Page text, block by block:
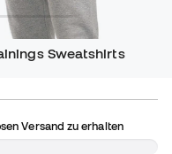
Sweatshirts
Versand zu erhalten